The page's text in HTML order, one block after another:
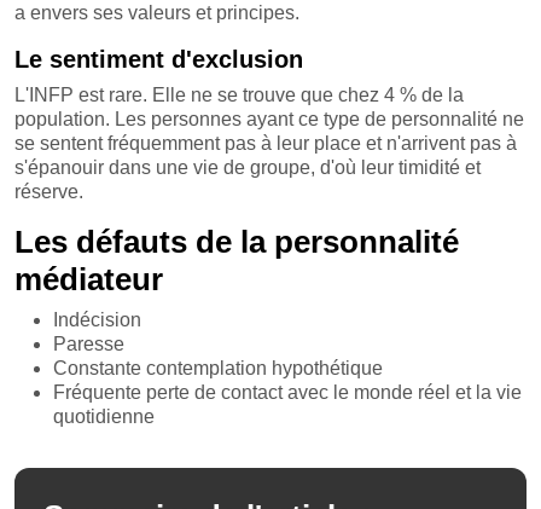
a envers ses valeurs et principes.
Le sentiment d'exclusion
L'INFP est rare. Elle ne se trouve que chez 4 % de la
population. Les personnes ayant ce type de personnalité ne
se sentent fréquemment pas à leur place et n'arrivent pas à
s'épanouir dans une vie de groupe, d'où leur timidité et
réserve.
Les défauts de la personnalité
médiateur
Indécision
Paresse
Constante contemplation hypothétique
Fréquente perte de contact avec le monde réel et la vie
quotidienne